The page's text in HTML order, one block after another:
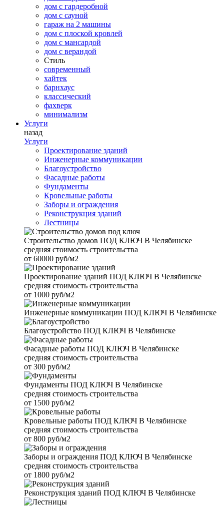
дом с гардеробной
дом с сауной
гараж на 2 машины
дом с плоской кровлей
дом с мансардой
дом с верандой
Стиль
современный
хайтек
барнхаус
классический
фахверк
минимализм
Услуги
назад
Услуги
Проектирование зданий
Инженерные коммуникации
Благоустройство
Фасадные работы
Фундаменты
Кровельные работы
Заборы и ограждения
Реконструкция зданий
Лестницы
Строительство домов ПОД КЛЮЧ В Челябинске
средняя стоимость строительства
от 60000 руб/м2
Проектирование зданий ПОД КЛЮЧ В Челябинске
средняя стоимость строительства
от 1000 руб/м2
Инженерные коммуникации ПОД КЛЮЧ В Челябинске
Благоустройство ПОД КЛЮЧ В Челябинске
Фасадные работы ПОД КЛЮЧ В Челябинске
средняя стоимость строительства
от 300 руб/м2
Фундаменты ПОД КЛЮЧ В Челябинске
средняя стоимость строительства
от 1500 руб/м2
Кровельные работы ПОД КЛЮЧ В Челябинске
средняя стоимость строительства
от 800 руб/м2
Заборы и ограждения ПОД КЛЮЧ В Челябинске
средняя стоимость строительства
от 1800 руб/м2
Реконструкция зданий ПОД КЛЮЧ В Челябинске